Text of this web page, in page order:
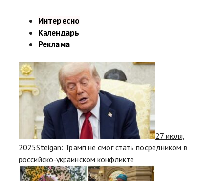
Интересно
Календарь
Реклама
27 июля,
2025Steigan: Трамп не смог стать посредником в
российско-украинском конфликте